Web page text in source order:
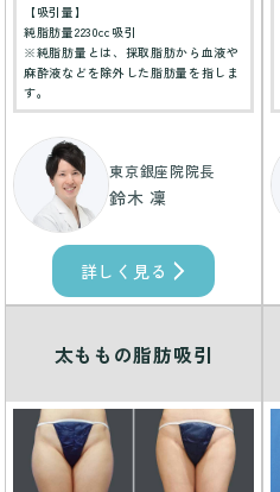
【吸引量】
純脂肪量2230cc吸引
※純脂肪量とは、採取脂肪から血液や
麻酔液などを除外した脂肪量を指しま
す。
東京銀座院院長
鈴木 凜
詳しく見る
太ももの脂肪吸引